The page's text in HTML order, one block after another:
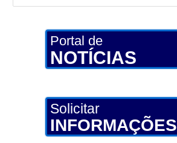
Portal de
NOTÍCIAS
Solicitar
INFORMAÇÕES